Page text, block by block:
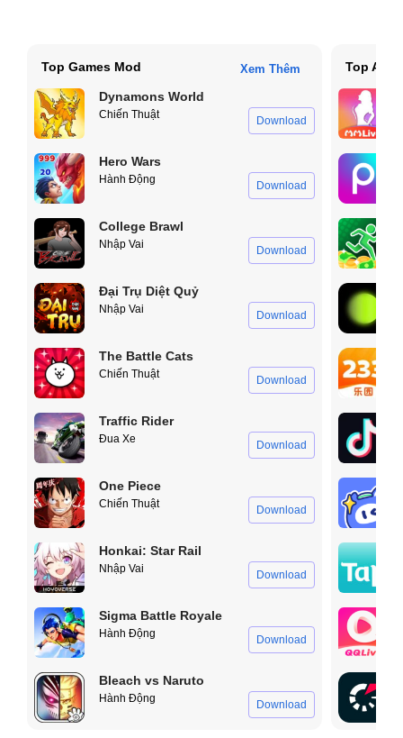
Top Games Mod Xem Thêm
Dynamons World
Chiến Thuật Download
Hero Wars
Hành Động Download
College Brawl
Nhập Vai Download
Đại Trụ Diệt Quỷ
Nhập Vai Download
The Battle Cats
Chiến Thuật Download
Traffic Rider
Đua Xe Download
One Piece
Chiến Thuật Download
Honkai: Star Rail
Nhập Vai Download
Sigma Battle Royale
Hành Động Download
Bleach vs Naruto
Hành Động Download
Top